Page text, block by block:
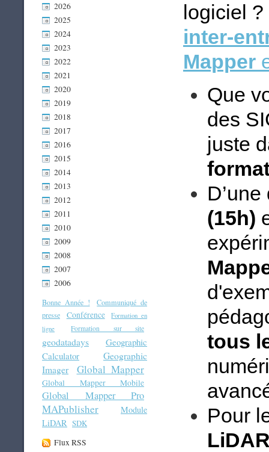
2026
2025
2024
2023
2022
2021
2020
2019
2018
2017
2016
2015
2014
2013
2012
2011
2010
2009
2008
2007
2006
Bonne Année !
Communiqué de
presse
Conférence
Formation en
ligne
Formation sur site
geodatadays
Geographic
Calculator
Geographic
Imager
Global Mapper
Global Mapper Mobile
Global Mapper Pro
MAPublisher
Module
LiDAR SDK
Flux RSS
logiciel
inter-
Mapper
Que
des
juste
(15h)
tous
Pour